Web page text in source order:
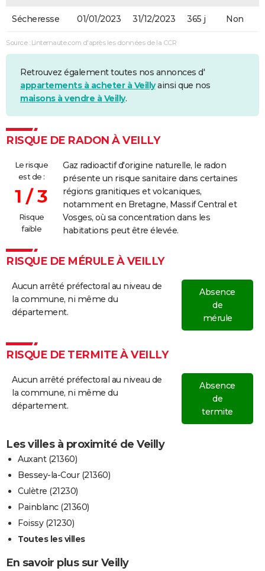
Sécheresse 01/01/2023 31/12/2023 365 j Non
Source : Linternaute.com d'après les données de la CCR
Retrouvez également toutes nos annonces d'
appartements à acheter à Veillyainsi que nos
maisons à vendre à Veilly.
RISQUE DE RADON À VEILLY
Le risque
est de :
1 / 3
Risque
faible
Gaz radioactif d'origine naturelle, le radon
présente un risque sanitaire dans certaines
régions granitiques et volcaniques,
notamment en Bretagne, Massif Central et
Vosges, où sa concentration dans les
habitations peut être élevée.
RISQUE DE MÉRULE À VEILLY
Aucun arrêté préfectoral au niveau de
la commune, ni même du
département.
Absence
de
mérule
RISQUE DE TERMITE À VEILLY
Aucun arrêté préfectoral au niveau de
la commune, ni même du
département.
Absence
de
termite
Les villes à proximité de Veilly
Auxant (21360)
Bessey-la-Cour (21360)
Culètre (21230)
Painblanc (21360)
Foissy (21230)
Toutes les villes
En savoir plus sur Veilly